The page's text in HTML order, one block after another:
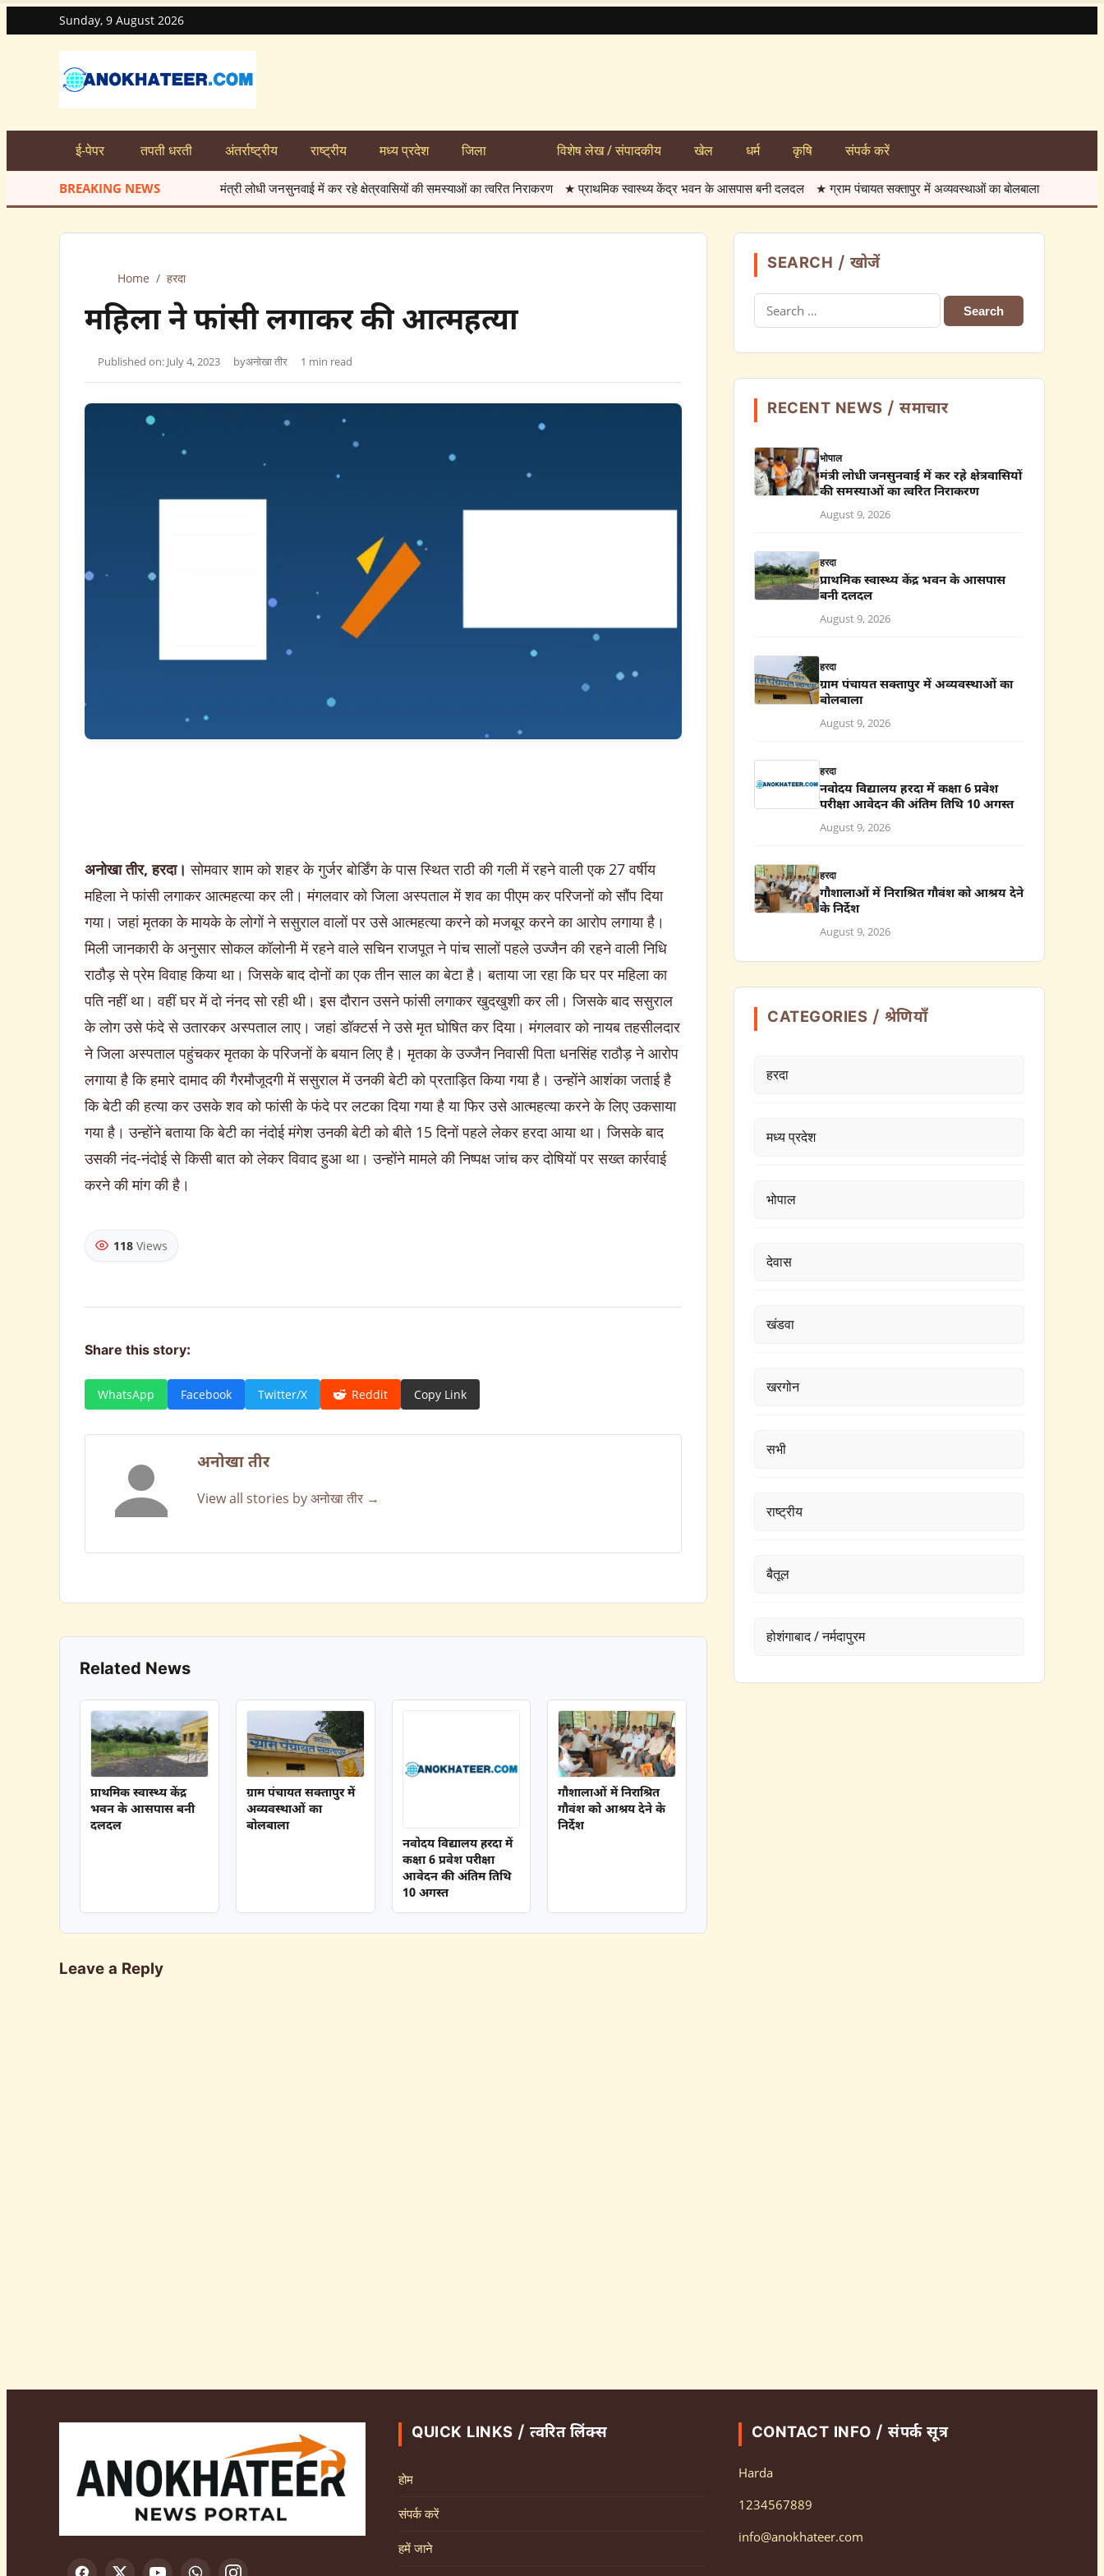
Sunday, 9 August 2026
ई-पेपर तपती धरती अंतर्राष्ट्रीय राष्ट्रीय मध्य प्रदेश जिला विशेष लेख / संपादकीय खेल धर्म कृषि संपर्क करें
BREAKING NEWSमंत्री लोधी जनसुनवाई में कर रहे क्षेत्रवासियों की समस्याओं का त्वरित निराकरण ★ प्राथमिक स्वास्थ्य केंद्र भवन के आसपास बनी दलदल ★ ग्राम पंचायत सक्तापुर में अव्यवस्थाओं का बोलबाला ★ नवोदय विद्यालय
Home / हरदा
महिला ने फांसी लगाकर की आत्महत्या
Published on: July 4, 2023 byअनोखा तीर 1 min read
अनोखा तीर, हरदा। सोमवार शाम को शहर के गुर्जर बोर्डिंग के पास स्थित राठी की गली में रहने वाली एक 27 वर्षीय
महिला ने फांसी लगाकर आत्महत्या कर ली। मंगलवार को जिला अस्पताल में शव का पीएम कर परिजनों को सौंप दिया
गया। जहां मृतका के मायके के लोगों ने ससुराल वालों पर उसे आत्महत्या करने को मजबूर करने का आरोप लगाया है।
मिली जानकारी के अनुसार सोकल कॉलोनी में रहने वाले सचिन राजपूत ने पांच सालों पहले उज्जैन की रहने वाली निधि
राठौड़ से प्रेम विवाह किया था। जिसके बाद दोनों का एक तीन साल का बेटा है। बताया जा रहा कि घर पर महिला का
पति नहीं था। वहीं घर में दो नंनद सो रही थी। इस दौरान उसने फांसी लगाकर खुदखुशी कर ली। जिसके बाद ससुराल
के लोग उसे फंदे से उतारकर अस्पताल लाए। जहां डॉक्टर्स ने उसे मृत घोषित कर दिया। मंगलवार को नायब तहसीलदार
ने जिला अस्पताल पहुंचकर मृतका के परिजनों के बयान लिए है। मृतका के उज्जैन निवासी पिता धनसिंह राठौड़ ने आरोप
लगाया है कि हमारे दामाद की गैरमौजूदगी में ससुराल में उनकी बेटी को प्रताड़ित किया गया है। उन्होंने आशंका जताई है
कि बेटी की हत्या कर उसके शव को फांसी के फंदे पर लटका दिया गया है या फिर उसे आत्महत्या करने के लिए उकसाया
गया है। उन्होंने बताया कि बेटी का नंदोई मंगेश उनकी बेटी को बीते 15 दिनों पहले लेकर हरदा आया था। जिसके बाद
उसकी नंद-नंदोई से किसी बात को लेकर विवाद हुआ था। उन्होंने मामले की निष्पक्ष जांच कर दोषियों पर सख्त कार्रवाई
करने की मांग की है।
118 Views
Share this story:
WhatsApp Facebook Twitter/X Reddit Copy Link
अनोखा तीर
View all stories by अनोखा तीर →
Related News
प्राथमिक स्वास्थ्य केंद्र
भवन के आसपास बनी
दलदल
ग्राम पंचायत सक्तापुर में
अव्यवस्थाओं का
बोलबाला
नवोदय विद्यालय हरदा में
कक्षा 6 प्रवेश परीक्षा
आवेदन की अंतिम तिथि
10 अगस्त
गौशालाओं में निराश्रित
गौवंश को आश्रय देने के
निर्देश
Leave a Reply
SEARCH / खोजें
Search
for:
RECENT NEWS / समाचार
भोपाल
मंत्री लोधी जनसुनवाई में कर रहे क्षेत्रवासियों
की समस्याओं का त्वरित निराकरण
August 9, 2026
हरदा
प्राथमिक स्वास्थ्य केंद्र भवन के आसपास
बनी दलदल
August 9, 2026
हरदा
ग्राम पंचायत सक्तापुर में अव्यवस्थाओं का
बोलबाला
August 9, 2026
हरदा
नवोदय विद्यालय हरदा में कक्षा 6 प्रवेश
परीक्षा आवेदन की अंतिम तिथि 10 अगस्त
August 9, 2026
हरदा
गौशालाओं में निराश्रित गौवंश को आश्रय देने
के निर्देश
August 9, 2026
CATEGORIES / श्रेणियाँ
हरदा
मध्य प्रदेश
भोपाल
देवास
खंडवा
खरगोन
सभी
राष्ट्रीय
बैतूल
होशंगाबाद / नर्मदापुरम
QUICK LINKS / त्वरित लिंक्स
होम
संपर्क करें
हमें जाने
CONTACT INFO / संपर्क सूत्र
Harda
1234567889
info@anokhateer.com